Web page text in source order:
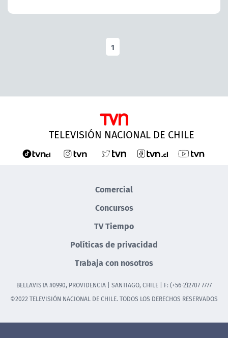
1
TELEVISIÓN NACIONAL DE CHILE
Comercial
Concursos
TV Tiempo
Políticas de privacidad
Trabaja con nosotros
BELLAVISTA #0990, PROVIDENCIA | SANTIAGO, CHILE | F: (+56-2)2707 7777
©2022 TELEVISIÓN NACIONAL DE CHILE. TODOS LOS DERECHOS RESERVADOS